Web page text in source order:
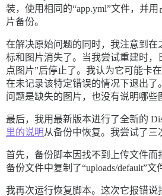
装，使用相同的“app.yml”文件，并
片备份。
在解决原始问题的同时，我注意到在
标和图片消失了。当我尝试重建时，
点图片”后停止了。我认为它可能卡
在未记录该特定错误的情况下退出了
问题是缺失的图片，也没有说明哪些
最后，我用最新版本进行了全新的
里的说明 从备份中恢复。我尝试了三
首先，备份脚本因找不到上传文件而
备份文件中复制了“uploads/default”文
我再次运行恢复脚本。这次它报错说